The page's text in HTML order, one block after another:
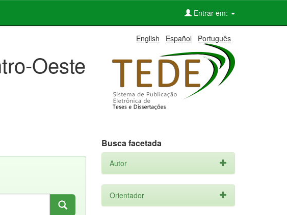
Entrar em:
English Español Português
Oeste
Busca facetada
Autor
Orientador